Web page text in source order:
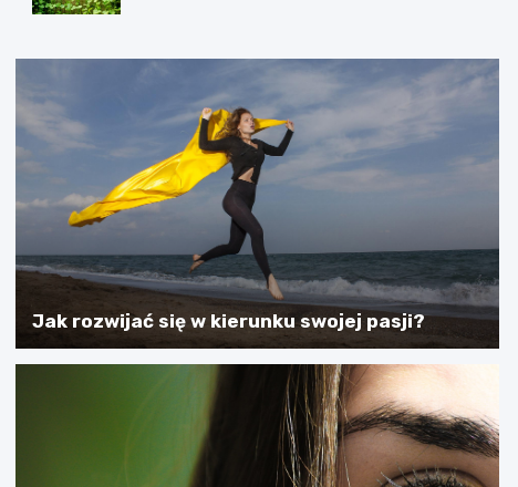
Jak rozwijać się w kierunku swojej pasji?